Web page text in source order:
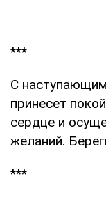
***
С
принесет
сердце и
желаний.
***